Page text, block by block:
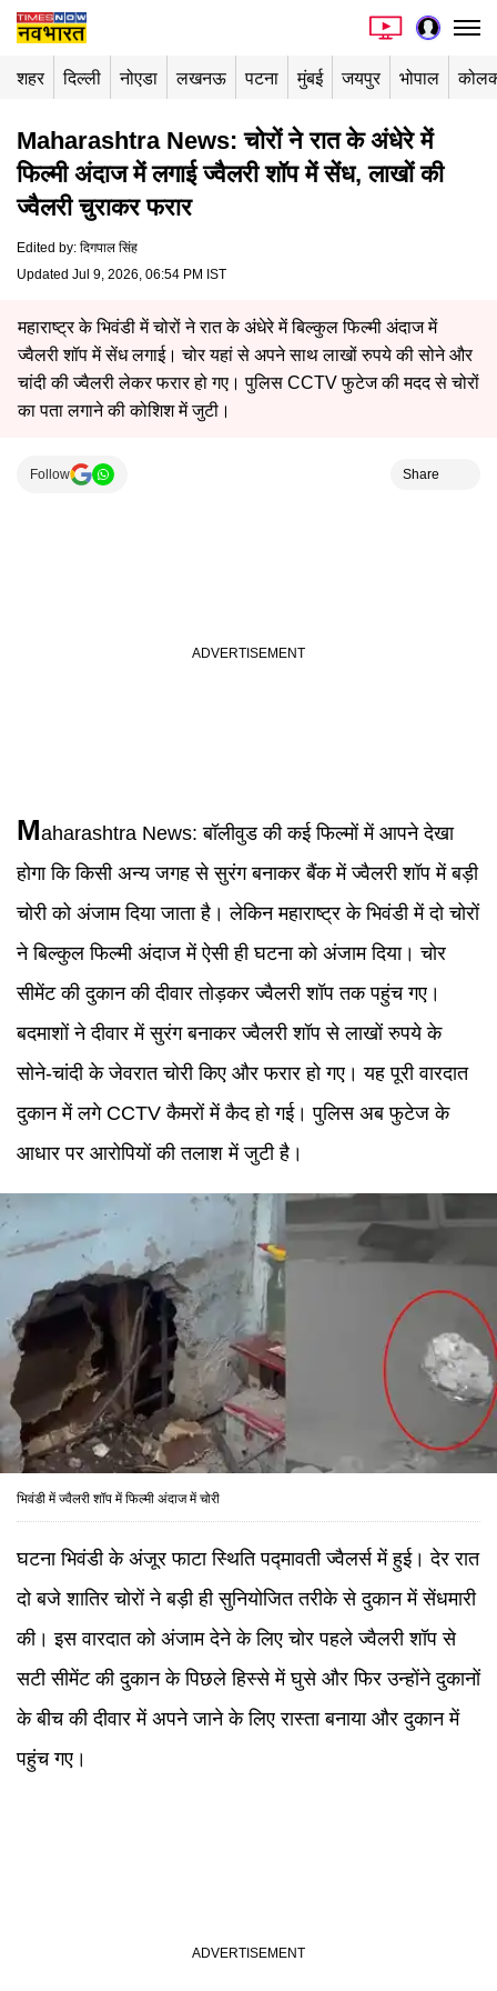
शहर दिल्ली नोएडा लखनऊ पटना मुंबई जयपुर भोपाल
Maharashtra News: चोरों ने रात के अंधेरे में
फिल्मी अंदाज में लगाई ज्वैलरी शॉप में सेंध, लाखों की
ज्वैलरी चुराकर फरार
Edited by: दिगपाल सिंह
Updated Jul 9, 2026, 06:54 PM IST
महाराष्ट्र के भिवंडी में चोरों ने रात के अंधेरे में बिल्कुल फिल्मी अंदाज में
ज्वैलरी शॉप में सेंध लगाई। चोर यहां से अपने साथ लाखों रुपये की सोने और
चांदी की ज्वैलरी लेकर फरार हो गए। पुलिस CCTV फुटेज की मदद से चोरों
का पता लगाने की कोशिश में जुटी।
Follow Share
Maharashtra News:बॉलीवुड की कई फिल्मों में आपने देखा
होगा कि किसी अन्य जगह से सुरंग बनाकर बैंक में ज्वैलरी शॉप में बड़ी
चोरी को अंजाम दिया जाता है। लेकिन महाराष्ट्र के भिवंडी में दो चोरों
ने बिल्कुल फिल्मी अंदाज में ऐसी ही घटना को अंजाम दिया। चोर
सीमेंट की दुकान की दीवार तोड़कर ज्वैलरी शॉप तक पहुंच गए।
बदमाशों ने दीवार में सुरंग बनाकर ज्वैलरी शॉप से लाखों रुपये के
सोने-चांदी के जेवरात चोरी किए और फरार हो गए। यह पूरी वारदात
दुकान में लगे CCTV कैमरों में कैद हो गई। पुलिस अब फुटेज के
आधार पर आरोपियों की तलाश में जुटी है।
भिवंडी में ज्वैलरी शॉप में फिल्मी अंदाज में चोरी
घटना भिवंडी के अंजूर फाटा स्थिति पद्मावती ज्वैलर्स में हुई। देर रात
दो बजे शातिर चोरों ने बड़ी ही सुनियोजित तरीके से दुकान में सेंधमारी
की। इस वारदात को अंजाम देने के लिए चोर पहले ज्वैलरी शॉप से
सटी सीमेंट की दुकान के पिछले हिस्से में घुसे और फिर उन्होंने दुकानों
के बीच की दीवार में अपने जाने के लिए रास्ता बनाया और दुकान में
पहुंच गए।